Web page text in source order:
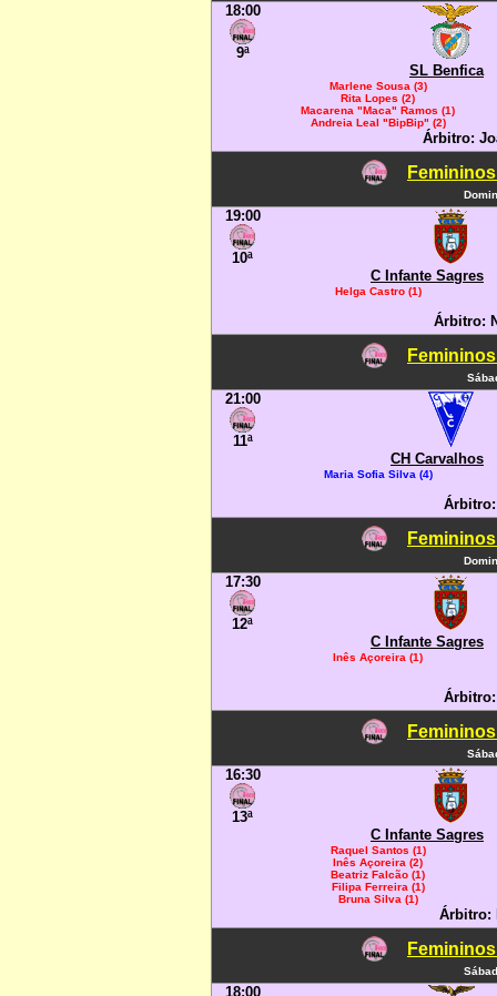
18:00
9ª
SL Benfica
Marlene Sousa (3)
Rita Lopes (2)
Macarena "Maca" Ramos (1)
Andreia Leal "BipBip" (2)
Árbitro:
19:00
10ª
C Infante Sagres
Helga Castro (1)
Árbitro:
21:00
11ª
CH Carvalhos
Maria Sofia Silva (4)
17:30
12ª
C Infante Sagres
Inês Açoreira (1)
16:30
13ª
C Infante Sagres
Raquel Santos (1)
Inês Açoreira (2)
Beatriz Falcão (1)
Filipa Ferreira (1)
Bruna Silva (1)
Árbitro:
18:00